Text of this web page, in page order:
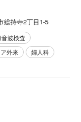
総持寺2丁目1-5
音波検査
外来
婦人科